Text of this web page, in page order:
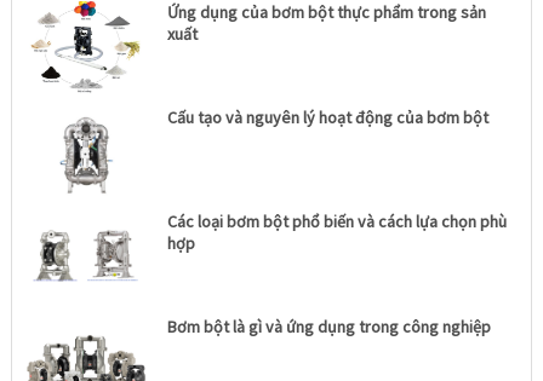
Ứng dụng của bơm bột thực phẩm trong sản
xuất
Cấu tạo và nguyên lý hoạt động của bơm bột
Các loại bơm bột phổ biến và cách lựa chọn phù
hợp
Bơm bột là gì và ứng dụng trong công nghiệp